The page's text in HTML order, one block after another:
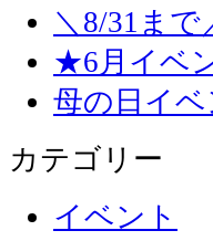
＼8/31ま
★6月イベ
母の日イ
カテゴリー
イベント